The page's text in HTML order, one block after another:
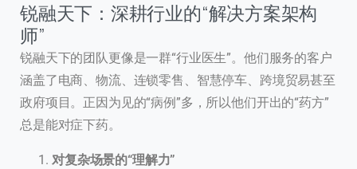
锐融天下：深耕行业的“解决方案架构
师”
锐融天下的团队更像是一群“行业医生”。他们服务的客户
涵盖了电商、物流、连锁零售、智慧停车、跨境贸易甚至
政府项目。正因为见的“病例”多，所以他们开出的“药方”
总是能对症下药。
对复杂场景的“理解力”